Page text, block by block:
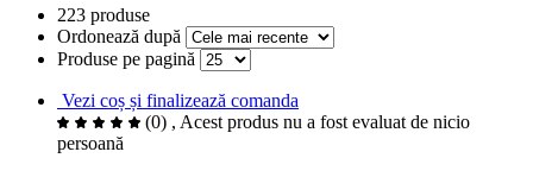
223 produse
Ordonează după
Produse pe pagină
Vezi coș și finalizează comanda
(0) , Acest produs nu a fost evaluat de nicio
persoană